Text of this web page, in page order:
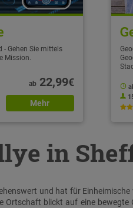
- Gehen Sie mittels
Mission.
ab22,99€
Mehr
in
und hat für Einheimische
Ortschaft blickt auf eine